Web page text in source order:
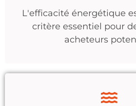
L'efficacité énergétique
critère essentiel pour
acheteurs